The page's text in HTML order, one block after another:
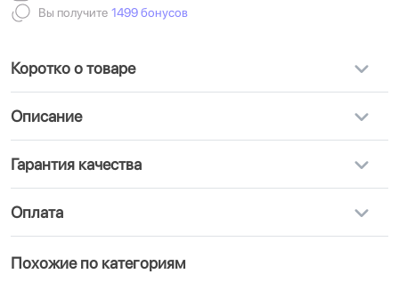
Вы получите 1499 бонусов
Коротко о товаре
Описание
Гарантия качества
Оплата
Похожие по категориям